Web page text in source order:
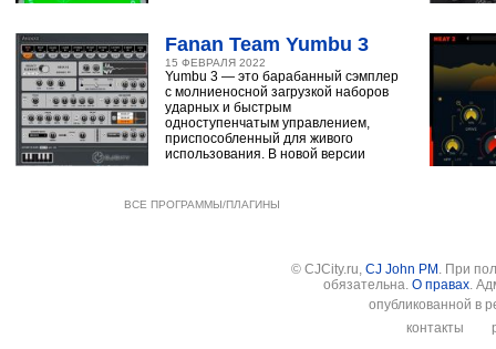
Fanan Team Yumbu 3
15 ФЕВРАЛЯ 2022
Yumbu 3 — это барабанный сэмплер
с молниеносной загрузкой наборов
ударных и быстрым
одноступенчатым управлением,
приспособленный для живого
использования. В новой версии
ВСЕ ПРОГРАММЫ/ПЛАГИНЫ
© CJCity.ru, CJ John PM . При
обязательна. О правах.
опубликованной в
контакты